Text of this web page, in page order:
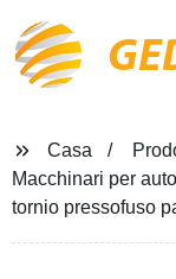
Casa
Macchinari per
tornio pressofuso